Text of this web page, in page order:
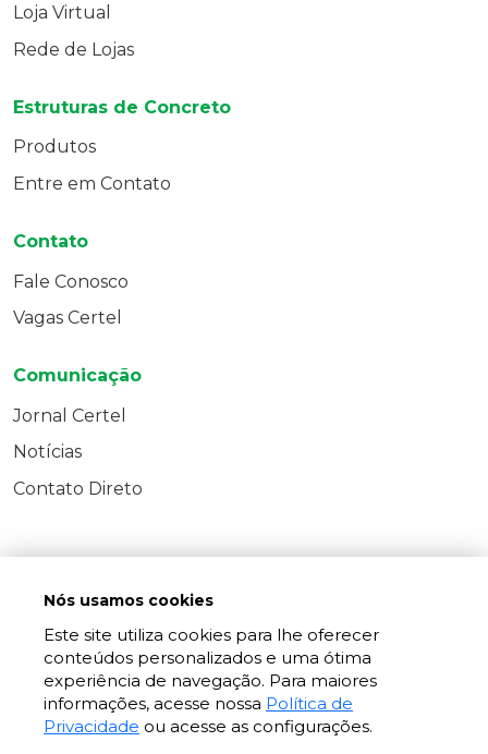
Loja Virtual
Rede de Lojas
Estruturas de Concreto
Produtos
Entre em Contato
Contato
Fale Conosco
Vagas Certel
Comunicação
Jornal Certel
Notícias
Contato Direto
Nós usamos cookies
Este site utiliza cookies para lhe oferecer
conteúdos personalizados e uma ótima
experiência de navegação. Para maiores
informações, acesse nossa Política de
Privacidade ou acesse as configurações.